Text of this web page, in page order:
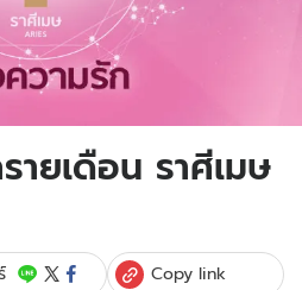
ยเดือน ราศีเมษ
Copy link